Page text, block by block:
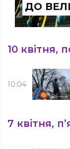
ДО
10 квітня,
10:04
7 квітня,